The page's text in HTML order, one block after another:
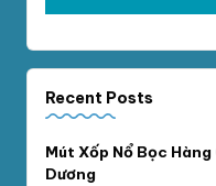
Recent Posts
Mút Xốp Nổ Bọc
Dương